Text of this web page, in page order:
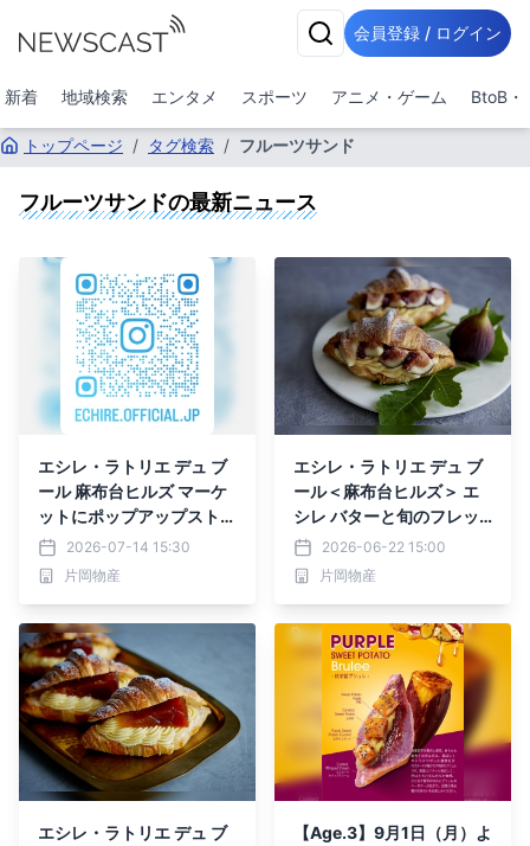
会員登録 / ログイン
新着 地域検索 エンタメ スポーツ アニメ・ゲーム BtoB・
トップページ / タグ検索 / フルーツサンド
フルーツサンドの最新ニュース
エシレ・ラトリエ デュ ブ
ール 麻布台ヒルズ マーケ
ットにポップアップストア
初出店！ 新商品「サンド
イッチ クロワッサン ぺシ
ュ・メルバ」を先行発売
2026-07-14 15:30
片岡物産
エシレ・ラトリエ デュ ブ
ール＜麻布台ヒルズ＞ エ
シレ バターと旬のフレッ
シュいちじく 夏だけの特
別な味わい 「サンドイッ
チ クロワッサン フィグ・
フランボワーズ」今年も登
2026-06-22 15:00
片岡物産
エシレ・ラトリエ デュ ブ
【Age.3】9月1日（月）よ